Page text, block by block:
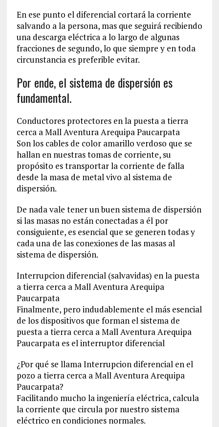
En ese punto el diferencial cortará la corriente
salvando a la persona, mas que seguirá recibiendo
una descarga eléctrica a lo largo de algunas
fracciones de segundo, lo que siempre y en toda
circunstancia es preferible evitar.
Por ende, el sistema de dispersión es
fundamental.
Conductores protectores en la puesta a tierra
cerca a Mall Aventura Arequipa Paucarpata
Son los cables de color amarillo verdoso que se
hallan en nuestras tomas de corriente, su
propósito es transportar la corriente de falla
desde la masa de metal vivo al sistema de
dispersión.
De nada vale tener un buen sistema de dispersión
si las masas no están conectadas a él por
consiguiente, es esencial que se generen todas y
cada una de las conexiones de las masas al
sistema de dispersión.
Interrupcion diferencial (salvavidas) en la puesta
a tierra cerca a Mall Aventura Arequipa
Paucarpata
Finalmente, pero indudablemente el más esencial
de los dispositivos que forman el sistema de
puesta a tierra cerca a Mall Aventura Arequipa
Paucarpata es el interruptor diferencial
¿Por qué se llama Interrupcion diferencial en el
pozo a tierra cerca a Mall Aventura Arequipa
Paucarpata?
Facilitando mucho la ingeniería eléctrica, calcula
la corriente que circula por nuestro sistema
eléctrico en condiciones normales.